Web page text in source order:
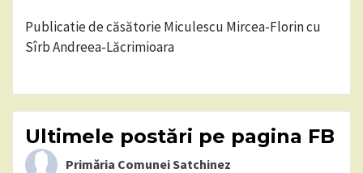
Publicatie de căsătorie Miculescu Mircea-Florin cu
Sîrb Andreea-Lăcrimioara
Ultimele postări pe pagina FB
Primăria Comunei Satchinez